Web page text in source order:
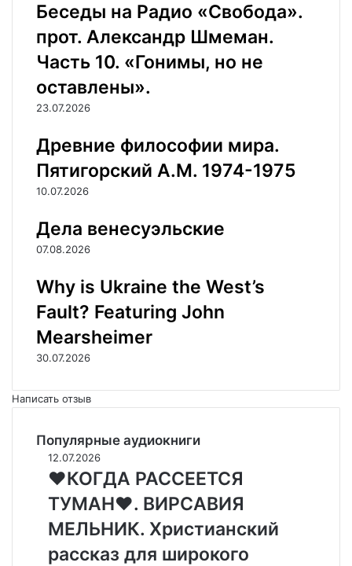
Беседы на Радио «Свобода».
прот. Александр Шмеман.
Часть 10. «Гонимы, но не
оставлены».
23.07.2026
Древние философии мира.
Пятигорский А.М. 1974-1975
10.07.2026
Дела венесуэльские
07.08.2026
Why is Ukraine the West’s
Fault? Featuring John
Mearsheimer
30.07.2026
Написать отзыв
Популярные аудиокниги
❤
К
Д
Р
12.07.2026
❤КОГДА РАССЕЕТСЯ
ТУМАН❤. ВИРСАВИЯ
МЕЛЬНИК. Христианский
рассказ для широкого